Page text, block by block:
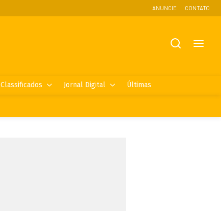
ANUNCIE CONTATO
Classificados Jornal Digital Últimas